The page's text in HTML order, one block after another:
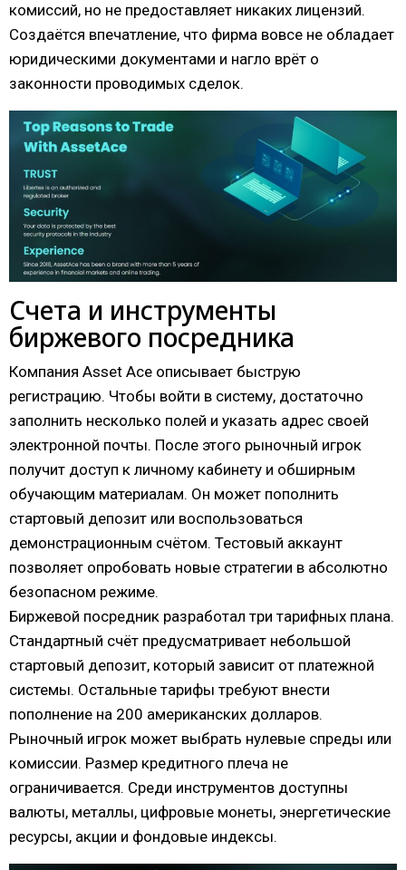
комиссий, но не предоставляет никаких лицензий.
Создаётся впечатление, что фирма вовсе не обладает
юридическими документами и нагло врёт о
законности проводимых сделок.
Счета и инструменты
биржевого посредника
Компания Asset Ace описывает быструю
регистрацию. Чтобы войти в систему, достаточно
заполнить несколько полей и указать адрес своей
электронной почты. После этого рыночный игрок
получит доступ к личному кабинету и обширным
обучающим материалам. Он может пополнить
стартовый депозит или воспользоваться
демонстрационным счётом. Тестовый аккаунт
позволяет опробовать новые стратегии в абсолютно
безопасном режиме.
Биржевой посредник разработал три тарифных плана.
Стандартный счёт предусматривает небольшой
стартовый депозит, который зависит от платежной
системы. Остальные тарифы требуют внести
пополнение на 200 американских долларов.
Рыночный игрок может выбрать нулевые спреды или
комиссии. Размер кредитного плеча не
ограничивается. Среди инструментов доступны
валюты, металлы, цифровые монеты, энергетические
ресурсы, акции и фондовые индексы.